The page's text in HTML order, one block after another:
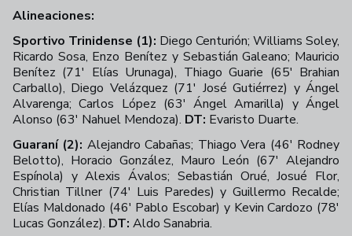
Alineaciones:
Sportivo Trinidense (1): Diego Centurión; Williams Soley,
Ricardo Sosa, Enzo Benítez y Sebastián Galeano; Mauricio
Benítez (71' Elías Urunaga), Thiago Guarie (65' Brahian
Carballo), Diego Velázquez (71' José Gutiérrez) y Ángel
Alvarenga; Carlos López (63' Ángel Amarilla) y Ángel
Alonso (63' Nahuel Mendoza). DT: Evaristo Duarte.
Guaraní (2): Alejandro Cabañas; Thiago Vera (46' Rodney
Belotto), Horacio González, Mauro León (67' Alejandro
Espínola) y Alexis Ávalos; Sebastián Orué, Josué Flor,
Christian Tillner (74' Luis Paredes) y Guillermo Recalde;
Elías Maldonado (46' Pablo Escobar) y Kevin Cardozo (78'
Lucas González). DT: Aldo Sanabria.